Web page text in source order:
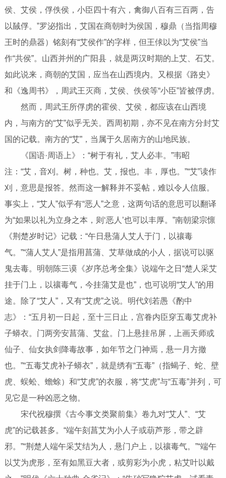
侯、艾侯，俘佚侯，小臣四十有六，禽御八百有三百两，告
以馘俘。”罗泌指出，艾国在商朝时为侯国，穆鼎（当指周穆
王时的鼎器）铭刻有“艾侯作”的字样，但王俅以为“艾侯”当
作“共侯”。山西并州的广阳县，就是两汉时期的上艾、石艾。
如此说来，商朝的艾国，应当在山西境内。又根据《路史》
和《逸周书》，周武王灭商，艾侯、佚侯等“小臣”皆被俘虏。
然而，周武王所俘虏的霍侯、艾侯，都应该在山西境
内，与南方的“艾”似乎无关。西周初期，亦不见在南方分封艾
国的记载。南方的“艾”，当属于久居南方的山地民族。
《国语·周语上》：“树于有礼，艾人必丰。”韦昭
注：“艾，音刈。树，种也。艾，报也。丰，厚也。”“艾”读作
刈，意思是报答。然而这一解释并不妥帖，难以令人信服。
事实上，“艾人”似乎有“恶人”之意，这两句话的意思可以翻译
为“如果以礼为立身之本，则‘恶人’也可以丰厚。”南朝梁宗懔
《荆楚岁时记》记载：“午日悬蒲人艾人于门，以禳毒
气。”“蒲人艾人”是指用菖蒲、艾草做成的小人，据说可以驱
鬼去毒。明朝陈三谟《岁序总考全集》说端午之日“楚人采艾
挂于门上，以禳毒气，今挂蒲艾是也”，也可说明“艾人”的用
途。除了“艾人”，又有“艾虎”之说。明代刘若愚《酌中
志》：“五月初一日起，至十三日止，宫眷内臣穿五毒艾虎补
子蟒衣。门两旁安菖蒲、艾盆。门上悬挂吊屏，上画天师或
仙子、仙女执剑降毒故事，如年节之门神焉，悬一月方撤
也。”“五毒艾虎补子蟒衣”，就是绣有“五毒”（指蝎子、蛇、壁
虎、蜈蚣、蟾蜍）和“艾虎”的衣服，将“艾虎”与“五毒”并列，可
见它是一种凶恶之物。
宋代祝穆撰《古今事文类聚前集》卷九对“艾人”、“艾
虎”的记载甚多。“端午刻菖艾为小人子或葫芦形，带之辟
邪。”“荆楚人端午采艾结为人，悬门户上，以禳毒气。”“端午
以艾为虎形，至有如黑豆大者，或剪彩为小虎，粘艾叶以戴